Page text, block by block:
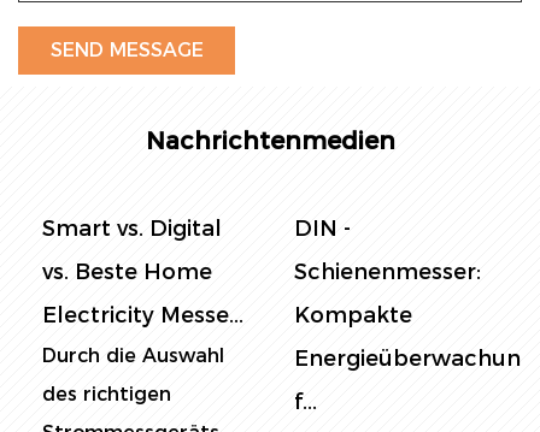
Nachrichtenmedien
Smart vs. Digital
vs. Beste Home
Electricity Messe...
Durch die Auswahl
des richtigen
DIN -
Schienenmesser:
Kompakte
Energieüberwachung
f...